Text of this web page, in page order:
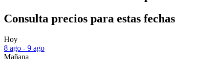
Consulta precios para estas fechas
Hoy
8 ago - 9 ago
Mañana